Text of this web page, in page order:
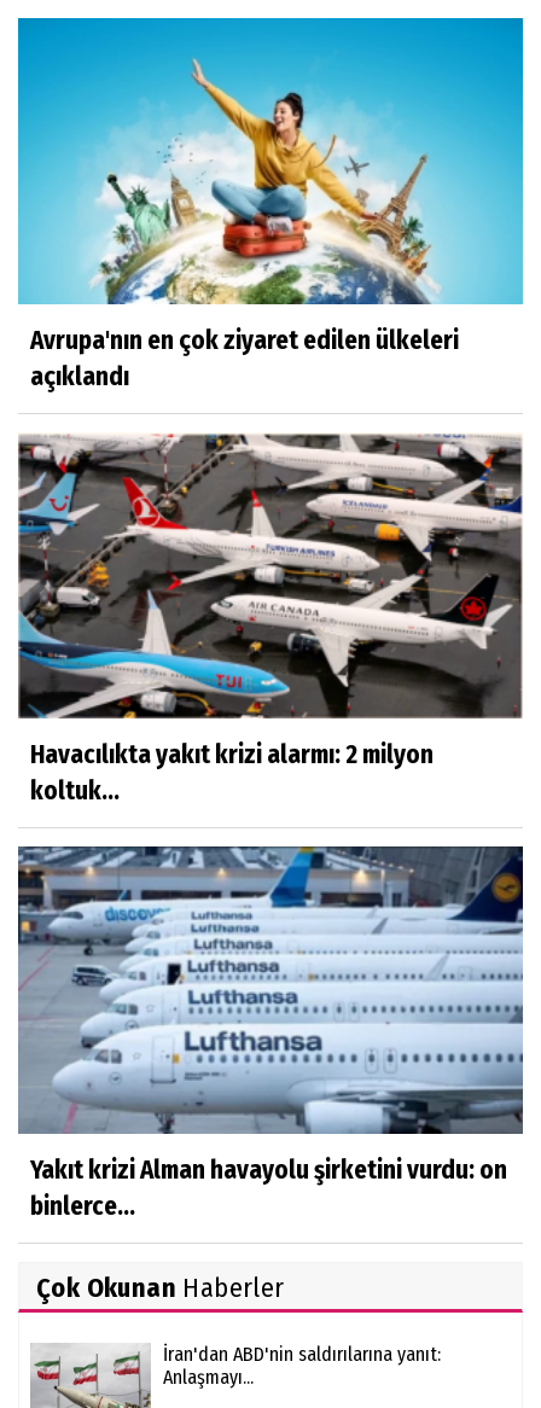
Avrupa'nın en çok ziyaret edilen ülkeleri
açıklandı
Havacılıkta yakıt krizi alarmı: 2 milyon
koltuk...
Yakıt krizi Alman havayolu şirketini vurdu: on
binlerce...
Çok Okunan Haberler
İran'dan ABD'nin saldırılarına yanıt:
Anlaşmayı...